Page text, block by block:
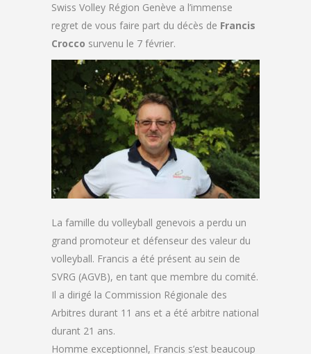
Swiss Volley Région Genève a l’immense
regret de vous faire part du décès de Francis
Crocco survenu le 7 février.
La famille du volleyball genevois a perdu un
grand promoteur et défenseur des valeur du
volleyball. Francis a été présent au sein de
SVRG (AGVB), en tant que membre du comité.
Il a dirigé la Commission Régionale des
Arbitres durant 11 ans et a été arbitre national
durant 21 ans.
Homme exceptionnel, Francis s’est beaucoup